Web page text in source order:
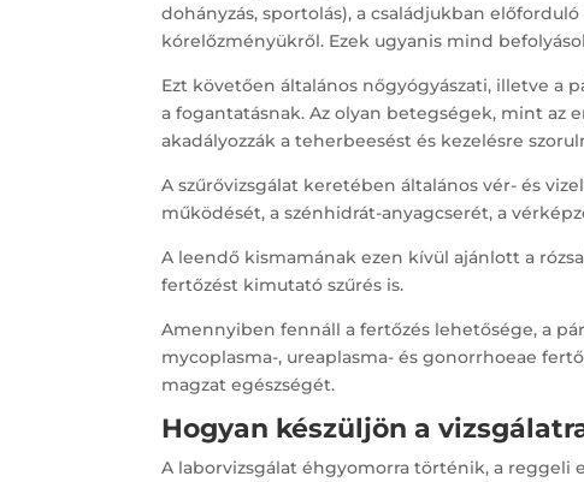
dohányzás, sportolás), a családjukban
kórelőzményükről. Ezek ugyanis mind
Ezt követően általános nőgyógyászati, illetve a
a fogantatásnak. Az olyan betegségek, mint az
akadályozzák a teherbeesést és kezelésre
A szűrővizsgálat keretében általános vér- és
működését, a szénhidrát-anyagcserét, a
A leendő kismamának ezen kívül ajánlott a
fertőzést kimutató szűrés is.
Amennyiben fennáll a fertőzés lehetősége, a
mycoplasma-, ureaplasma- és gonorrhoeae
magzat egészségét.
Hogyan készüljön a
A laborvizsgálat éhgyomorra történik, a reggeli